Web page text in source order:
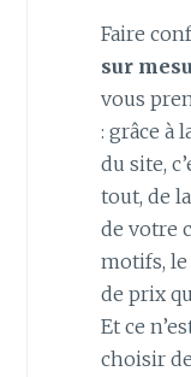
Faire
sur
vous
: grâce à
du site,
tout, de
de votre
motifs, le
de prix
Et ce
choisir